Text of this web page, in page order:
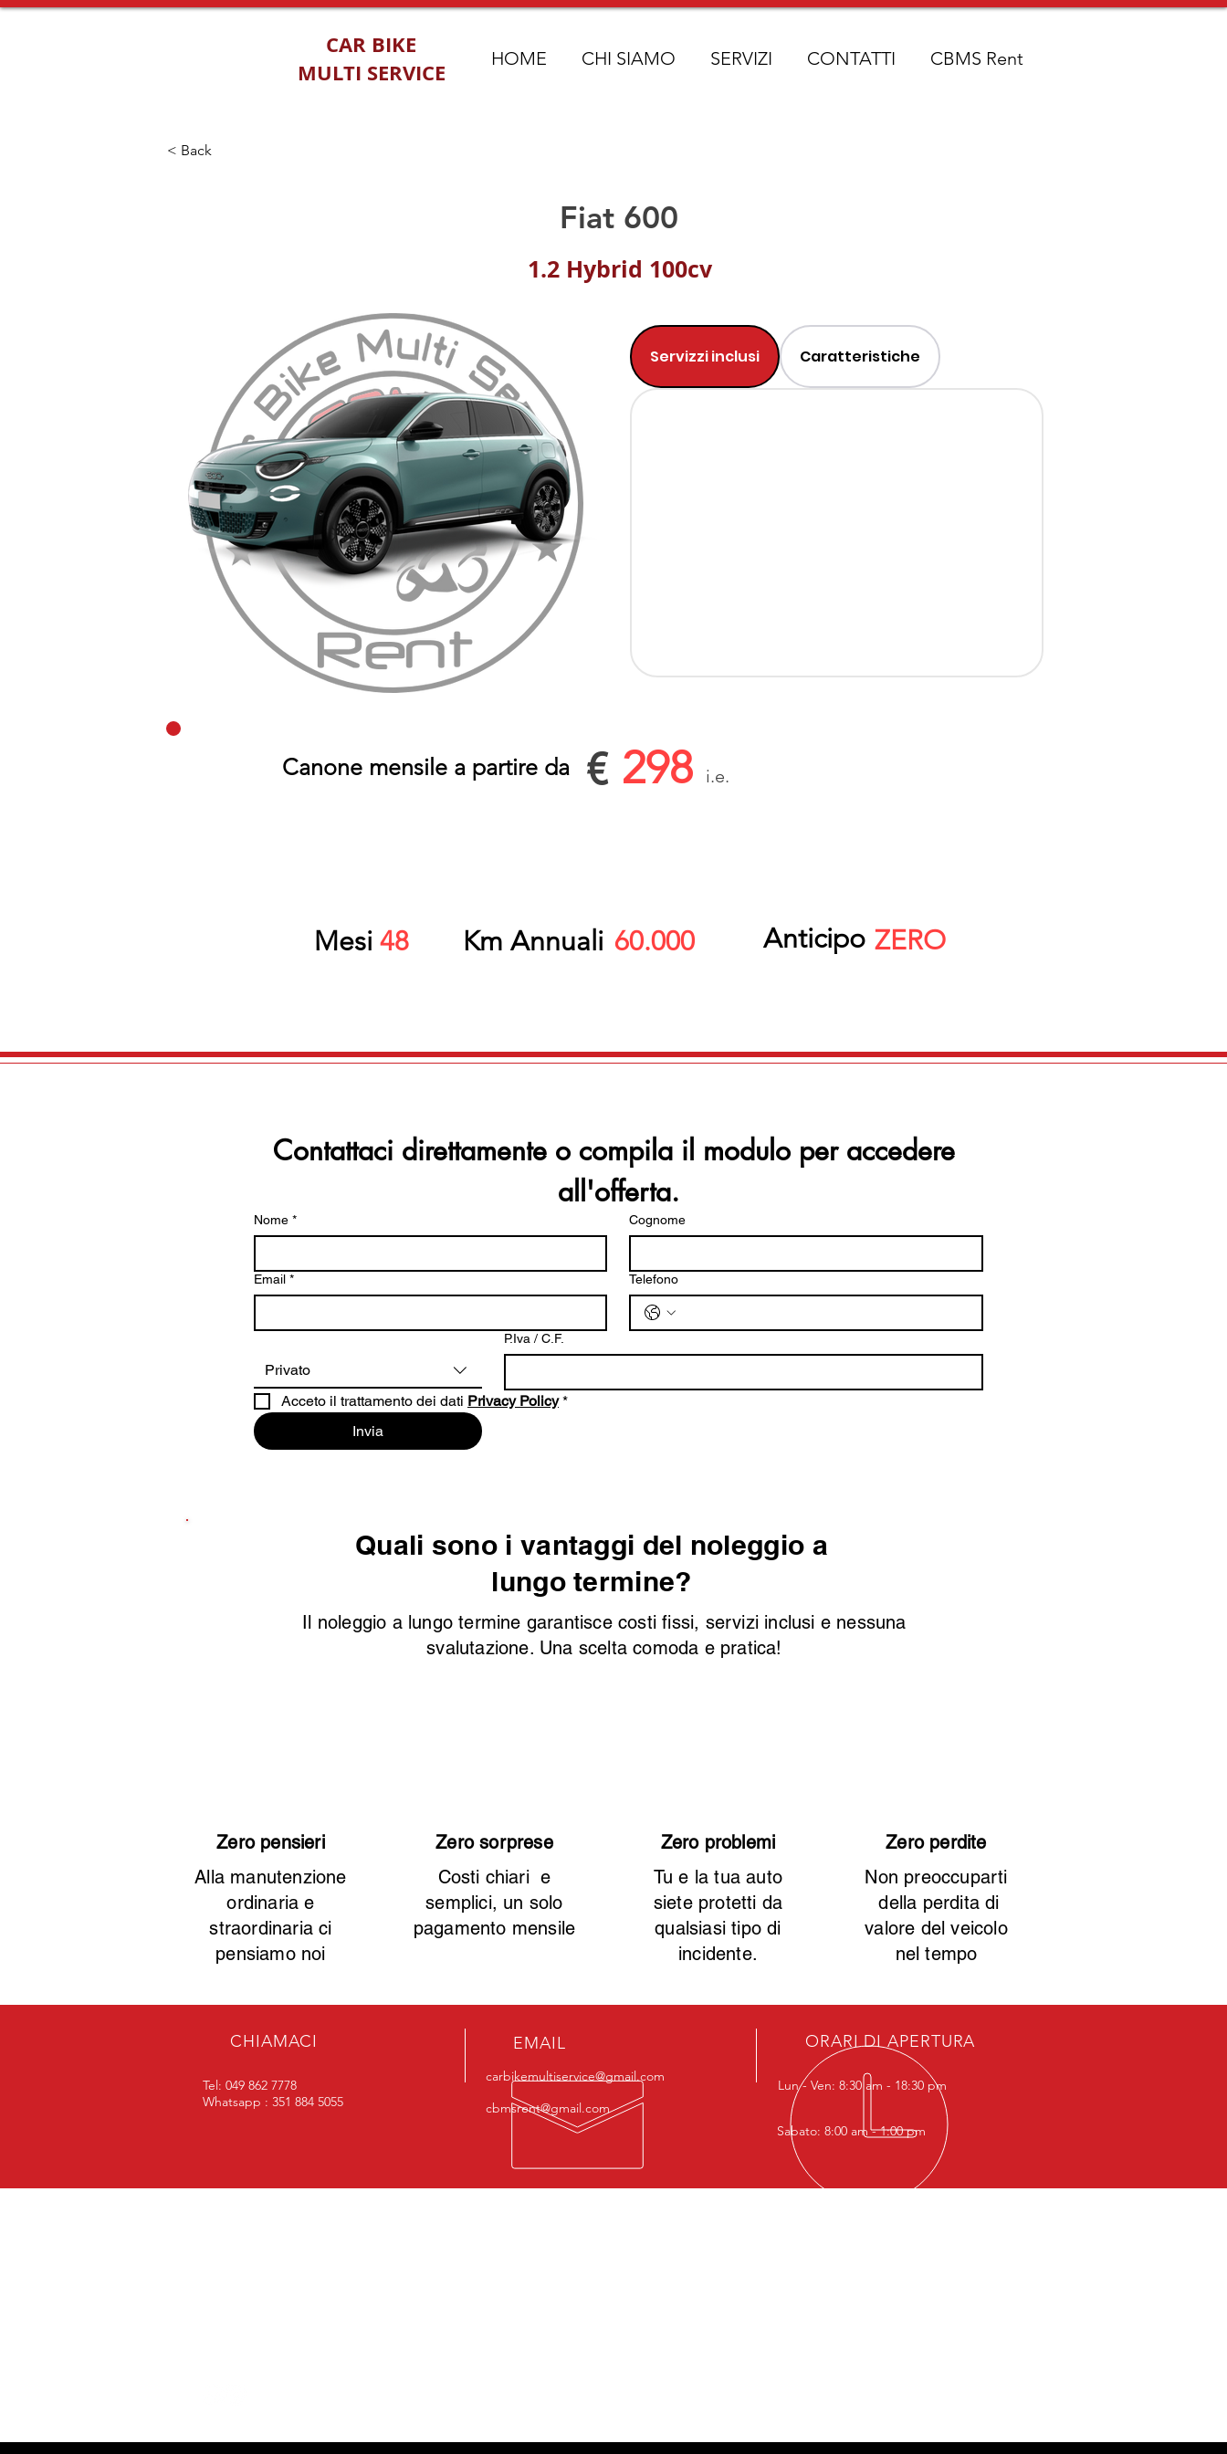
CAR BIKE
MULTI SERVICE
HOME CHI SIAMO SERVIZI CONTATTI CBMS Rent
< Back
Fiat 600
1.2 Hybrid 100cv
Servizzi inclusi Caratteristiche
Canone mensile a partire da
Mesi 48 Km Annuali 60.000 Anticipo ZERO
€ 298 i.e.
Contattaci direttamente o compila il modulo per accedere
all'offerta.
Nome * Cognome
Email * Telefono
Privato
P.Iva / C.F.
Acceto il trattamento dei dati Privacy Policy *
Invia
Quali sono i vantaggi del noleggio a
lungo termine?
Il noleggio a lungo termine garantisce costi fissi, servizi inclusi e nessuna
svalutazione. Una scelta comoda e pratica!
Zero pensieri
Alla manutenzione
ordinaria e
straordinaria ci
pensiamo noi
Zero sorprese
Costi chiari e
semplici, un solo
pagamento mensile
Zero problemi
Tu e la tua auto
siete protetti da
qualsiasi tipo di
incidente.
Zero perdite
Non preoccuparti
della perdita di
valore del veicolo
nel tempo
CHIAMACI
Tel: 049 862 7778
Whatsapp : 351 884 5055
EMAIL
carbikemultiservice@gmail.com
cbmsrent@gmail.com
ORARI DI APERTURA
Lun - Ven: 8:30 am - 18:30 pm
Sabato: 8:00 am - 1:00 pm